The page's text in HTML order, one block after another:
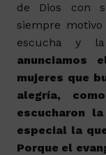
de Dios con
siempre
escucha y
anunciamos
mujeres que
alegría,
escucharon
especial la
Porque el